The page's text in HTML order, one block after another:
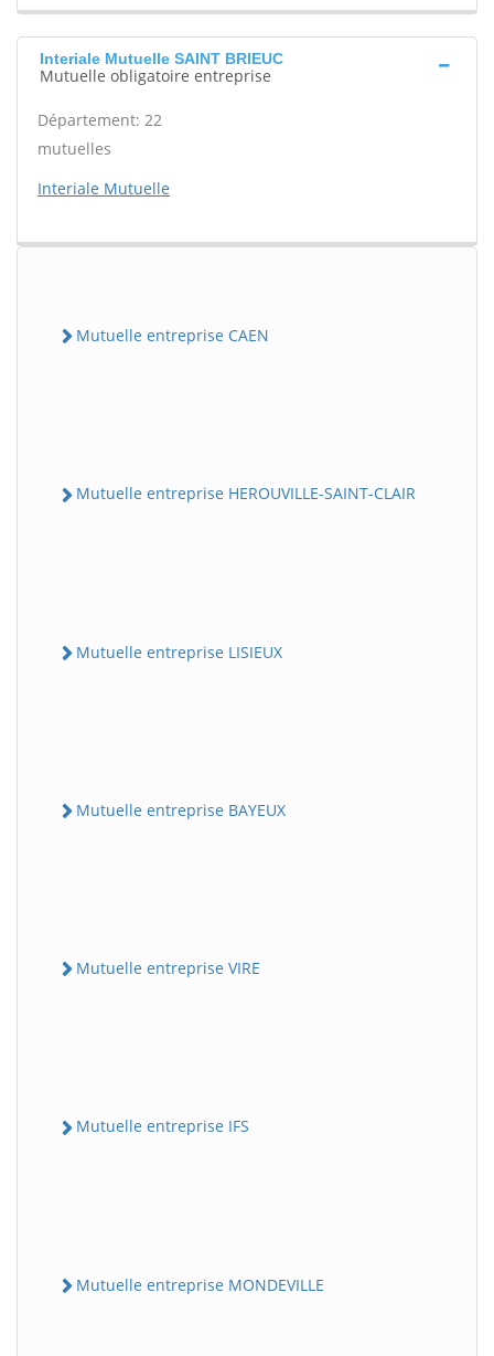
Interiale Mutuelle SAINT BRIEUC
Mutuelle obligatoire entreprise
Département: 22
mutuelles
Interiale Mutuelle
Mutuelle entreprise CAEN
Mutuelle entreprise HEROUVILLE-SAINT-CLAIR
Mutuelle entreprise LISIEUX
Mutuelle entreprise BAYEUX
Mutuelle entreprise VIRE
Mutuelle entreprise IFS
Mutuelle entreprise MONDEVILLE